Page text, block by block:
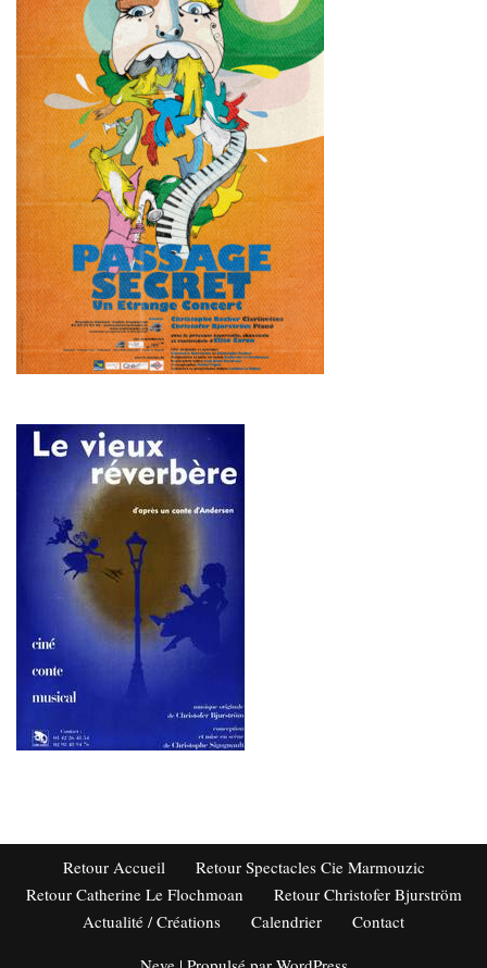
Retour Accueil
Retour Spectacles Cie Marmouzic
Retour Catherine Le Flochmoan
Retour Christofer Bjurström
Actualité / Créations
Calendrier
Contact